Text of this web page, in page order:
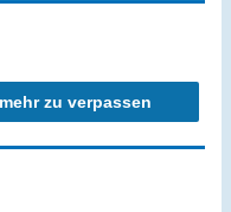
zu verpassen